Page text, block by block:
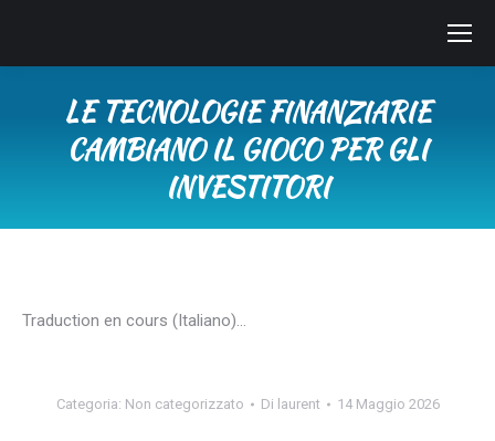
LE TECNOLOGIE FINANZIARIE
CAMBIANO IL GIOCO PER GLI
INVESTITORI
Traduction en cours (Italiano)…
Categoria: Non categorizzato Di laurent 14 Maggio 2026